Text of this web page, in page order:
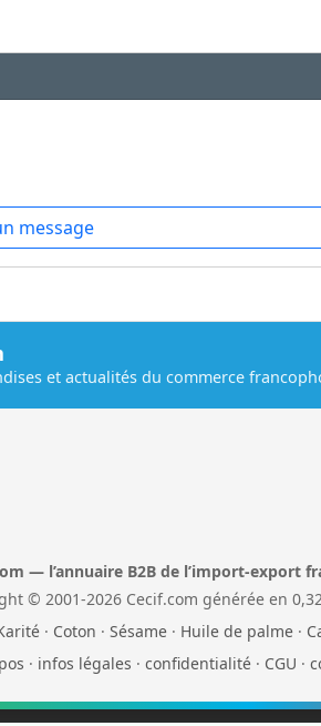
message
et actualités du commerce
— l’annuaire B2B de l’import-export
© 2001-2026 Cecif.com générée en
· Coton · Sésame· Huile de palme·
· infos légales · confidentialité· CGU ·